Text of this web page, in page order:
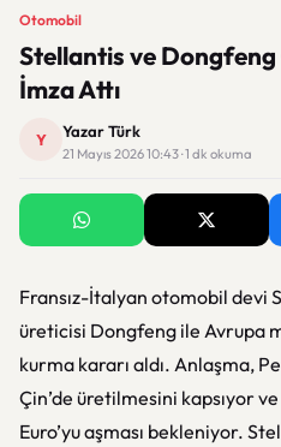
Otomobil
Stellantis ve Dongfeng
İmza Attı
Y Yazar Türk
21 Mayıs 2026 10:43 · 1 dk okuma
Fransız-İtalyan otomobil devi
üreticisi Dongfeng ile Avrupa
kurma kararı aldı. Anlaşma,
Çin’de üretilmesini kapsıyor
Euro’yu aşması bekleniyor.